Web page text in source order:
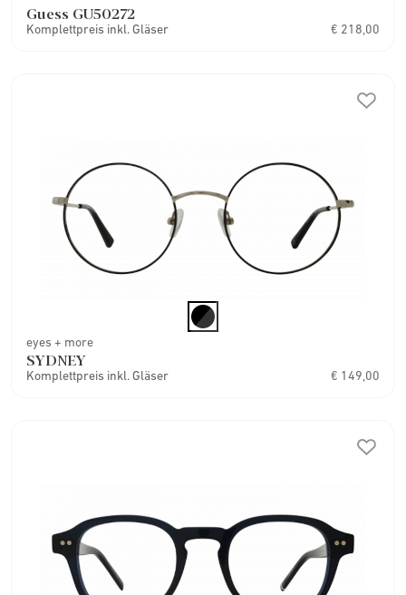
Guess GU50272
Komplettpreis inkl. Gläser € 218,00
eyes + more
SYDNEY
Komplettpreis inkl. Gläser € 149,00